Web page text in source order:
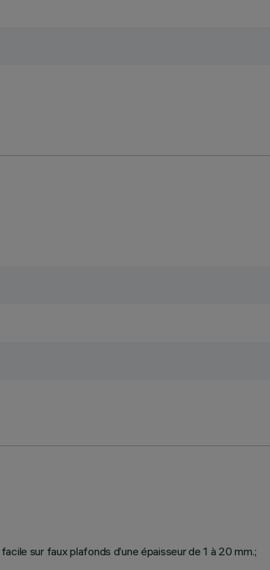
sur faux plafonds d’une épaisseur de 1 à 20 mm.;